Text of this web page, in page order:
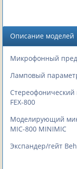
Описание моделей
Микрофонный
Ламповый
Cтереофонический
FEX-800
Моделирующий
MIC-800 MINIMIC
Экспандер/гейт